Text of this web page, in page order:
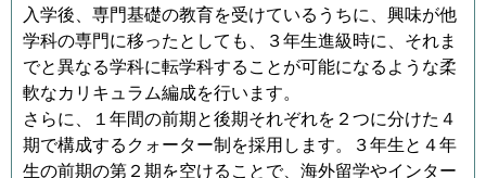
入学後、専門基礎の教育を受けているうちに、興味が他
学科の専門に移ったとしても、３年生進級時に、それま
でと異なる学科に転学科することが可能になるような柔
軟なカリキュラム編成を行います。
さらに、１年間の前期と後期それぞれを２つに分けた４
期で構成するクォーター制を採用します。３年生と４年
生の前期の第２期を空けることで、海外留学やインター